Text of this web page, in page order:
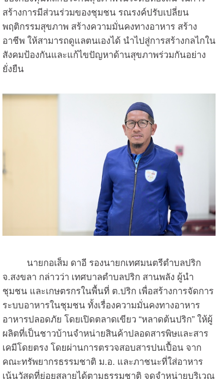
สร้างการมีส่วนร่วมของชุมชน รณรงค์ปรับเปลี่ยน
พฤติกรรมสุขภาพ สร้างความมั่นคงทางอาหาร สร้าง
อาชีพ ให้สามารถดูแลตนเองได้ นำไปสู่การสร้างกลไกใน
สังคมป้องกันและแก้ไขปัญหาด้านสุขภาพร่วมกันอย่าง
ยั่งยืน
นายกอเส็ม ดาอี รองนายกเทศมนตรีตำบลปริก
จ.สงขลา กล่าวว่า เทศบาลตำบลปริก สานพลัง ผู้นำ
ชุมชน และเกษตรกรในพื้นที่ ต.ปริก เพื่อสร้างการจัดการ
ระบบอาหารในชุมชน ทั้งเรื่องความมั่นคงทางอาหาร
อาหารปลอดภัย โดยเปิดตลาดเขียว “หลาดต้นปริก” ให้ผู้
ผลิตที่เป็นชาวบ้านจำหน่ายสินค้าปลอดสารพิษและสาร
เคมีโดยตรง โดยผ่านการตรวจสอบสารปนเปื้อน จาก
คณะทรัพยากรธรรมชาติ ม.อ. และภาชนะที่ใส่อาหาร
เน้นวัสดุที่ย่อยสลายได้ตามธรรมชาติ จุดจำหน่ายบริเวณ